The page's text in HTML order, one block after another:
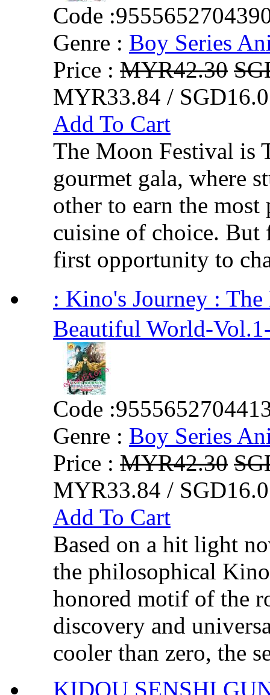
Code :
Genre : Boy Series
Price : MYR42.30
MYR33.84 /
Add To Cart
The Moon Festival is
gourmet gala, where
other to earn the
cuisine of choice. But
first opportunity to
: Kino's Journey :
Beautiful World-
Code :
Genre : Boy Series
Price : MYR42.30
MYR33.84 /
Add To Cart
Based on a hit light
the philosophical
honored motif of the
discovery and
cooler than zero, the
KIDOU SENSHI